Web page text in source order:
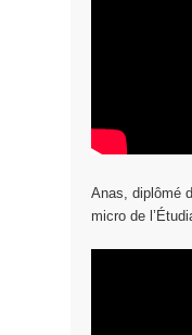
Anas, diplômé
micro de